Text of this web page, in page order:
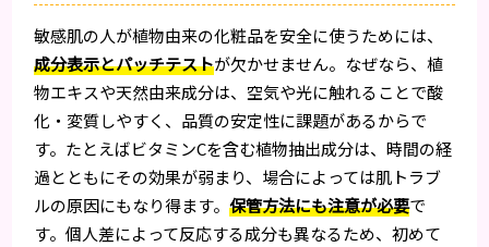
敏感肌の人が植物由来の化粧品を安全に使うためには、
成分表示とパッチテストが欠かせません。なぜなら、植
物エキスや天然由来成分は、空気や光に触れることで酸
化・変質しやすく、品質の安定性に課題があるからで
す。たとえばビタミンCを含む植物抽出成分は、時間の経
過とともにその効果が弱まり、場合によっては肌トラブ
ルの原因にもなり得ます。保管方法にも注意が必要で
す。個人差によって反応する成分も異なるため、初めて